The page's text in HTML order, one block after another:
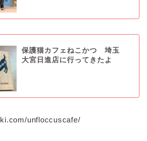
保護猫カフェねこかつ 埼玉
大宮日進店に行ってきたよ
unfloccuscafe/